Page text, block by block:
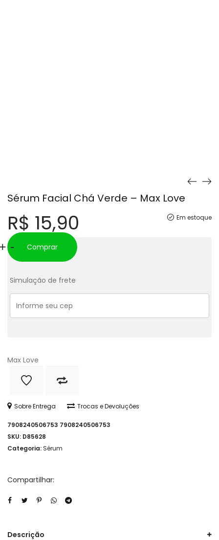
Sérum Facial Chá Verde – Max Love
Em estoque
R$ 15,90
-
Sérum
Facial
quantidade
Comprar
Simulação de frete
Max Love
Sobre Entrega Trocas e Devoluções
7908240506753 7908240506753
SKU: D85628
Categoria: Sérum
Compartilhar:
Descrição